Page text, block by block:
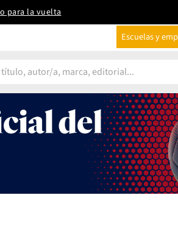
para la vuelta
Escuelas y